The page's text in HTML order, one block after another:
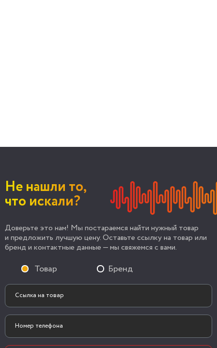
Не нашли то,
что искали?
Доверьте это нам! Мы постараемся найти нужный товар
и предложить лучшую цену. Оставьте ссылку на товар или
бренд и контактные данные — мы свяжемся с вами.
Товар Бренд